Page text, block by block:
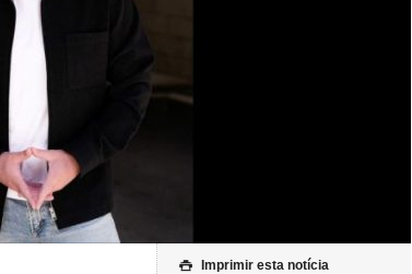
 Imprimir esta notícia